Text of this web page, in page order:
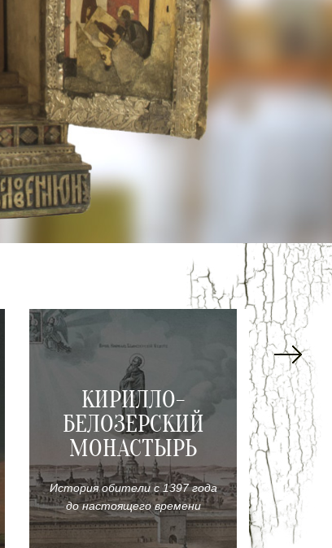
КИРИЛЛО-
БЕЛОЗЕРСКИЙ
МОНАСТЫРЬ
История обители с 1397 года
до настоящего времени